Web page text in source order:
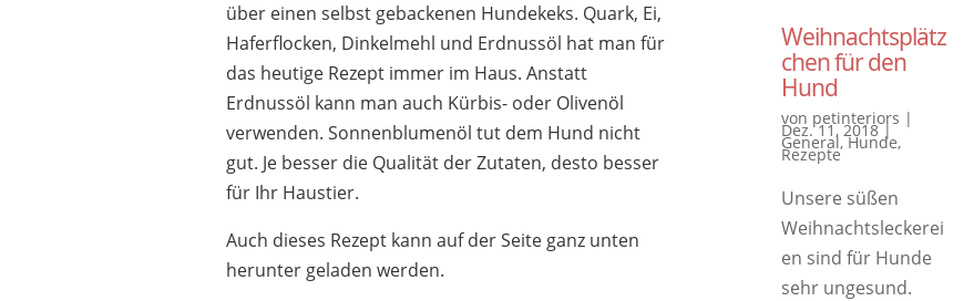
über einen selbst gebackenen Hundekeks. Quark, Ei,
Haferflocken, Dinkelmehl und Erdnussöl hat man für
das heutige Rezept immer im Haus. Anstatt
Erdnussöl kann man auch Kürbis- oder Olivenöl
verwenden. Sonnenblumenöl tut dem Hund nicht
gut. Je besser die Qualität der Zutaten, desto besser
für Ihr Haustier.
Auch dieses Rezept kann auf der Seite ganz unten
herunter geladen werden.
Weihnachtsplätz
chen für den
Hund
von petinteriors |
Dez. 11, 2018|
General,Hunde,
Rezepte
Unsere süßen
Weihnachtsleckerei
en sind für Hunde
sehr ungesund.